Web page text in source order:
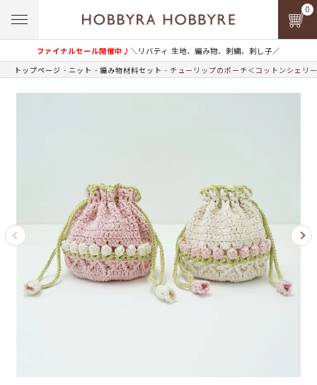
ファイナルセール開催中♪＼リバティ 生地、編み物、刺繍、刺し子／
0
トップページ ニット 編み物材料セット チューリップのポーチ＜コットンシェリ